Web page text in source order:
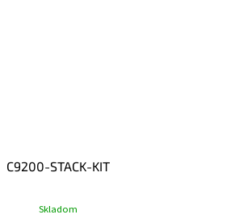
C9200-STACK-KIT
Skladom